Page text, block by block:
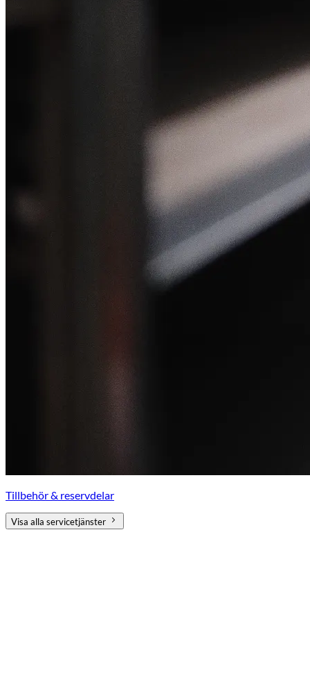
Tillbehör & reservdelar
Visa alla servicetjänster